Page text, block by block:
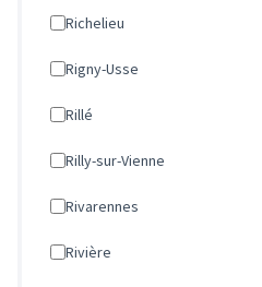
Richelieu
Rigny-Usse
Rillé
Rilly-sur-Vienne
Rivarennes
Rivière